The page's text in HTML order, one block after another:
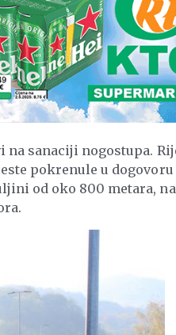
na sanaciji nogostupa.
pokrenule u dogovoru
od oko 800 metara, na